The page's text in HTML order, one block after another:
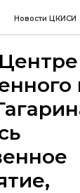
Новости ЦКИСИ